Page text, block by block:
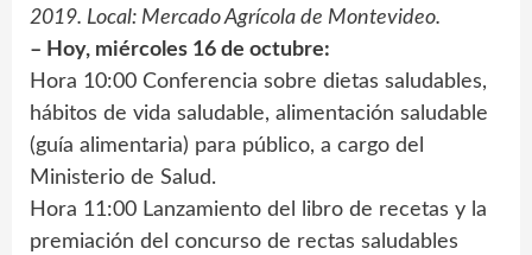
2019. Local: Mercado Agrícola de Montevideo.
– Hoy, miércoles 16 de octubre:
Hora 10:00 Conferencia sobre dietas saludables,
hábitos de vida saludable, alimentación saludable
(guía alimentaria) para público, a cargo del
Ministerio de Salud.
Hora 11:00 Lanzamiento del libro de recetas y la
premiación del concurso de rectas saludables